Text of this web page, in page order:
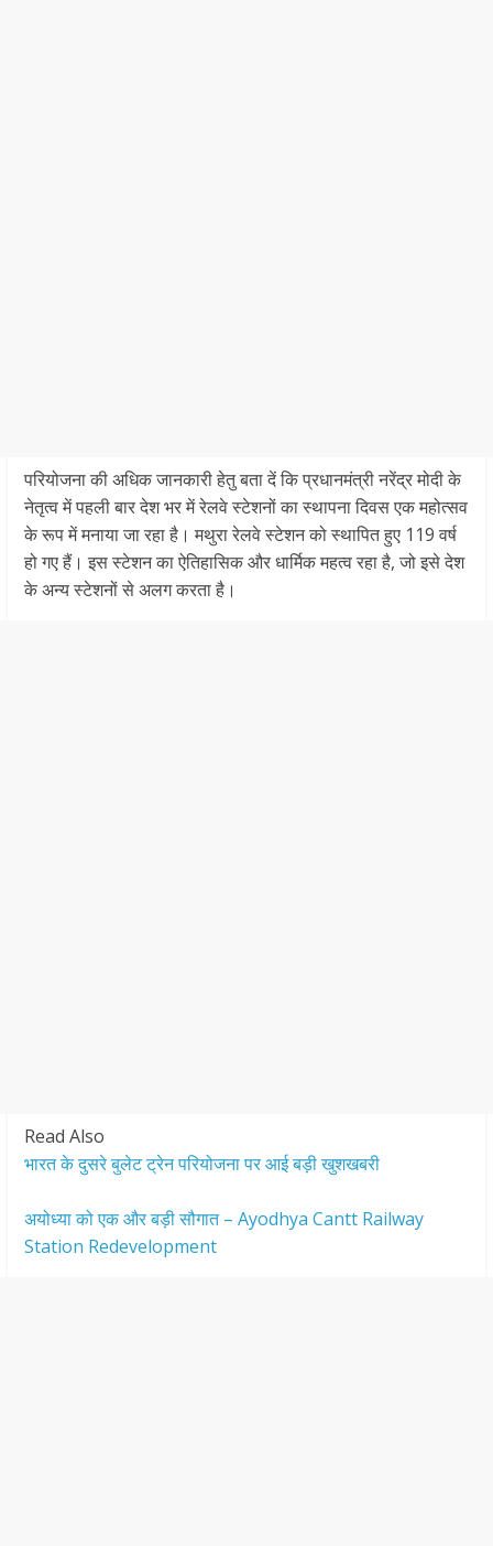
परियोजना की अधिक जानकारी हेतु बता दें कि प्रधानमंत्री नरेंद्र मोदी के
नेतृत्व में पहली बार देश भर में रेलवे स्टेशनों का स्थापना दिवस एक महोत्सव
के रूप में मनाया जा रहा है। मथुरा रेलवे स्टेशन को स्थापित हुए 119 वर्ष
हो गए हैं। इस स्टेशन का ऐतिहासिक और धार्मिक महत्व रहा है, जो इसे देश
के अन्य स्टेशनों से अलग करता है।
Read Also
भारत के दुसरे बुलेट ट्रेन परियोजना पर आई बड़ी खुशखबरी
अयोध्या को एक और बड़ी सौगात – Ayodhya Cantt Railway
Station Redevelopment